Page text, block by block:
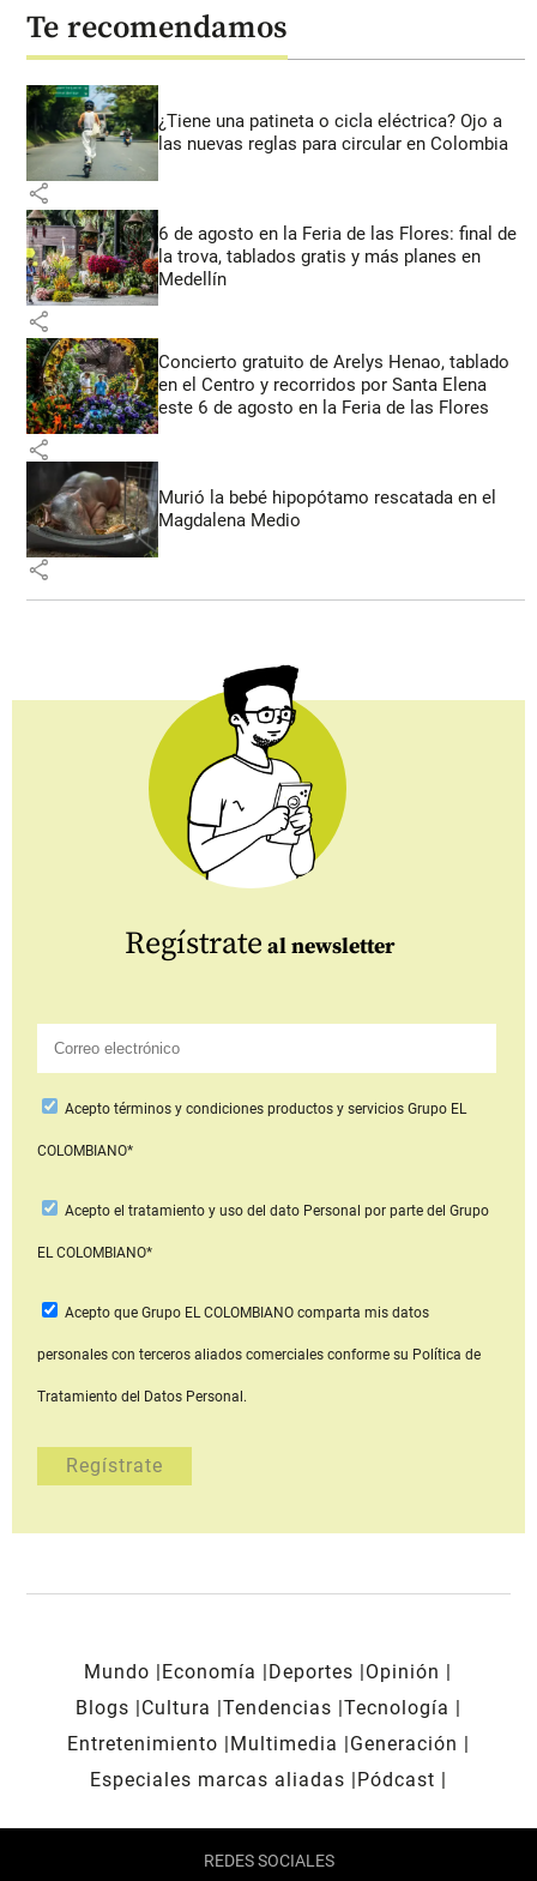
Te recomendamos
¿Tiene una patineta o cicla eléctrica? Ojo a
las nuevas reglas para circular en Colombia
share
6 de agosto en la Feria de las Flores: final de
la trova, tablados gratis y más planes en
Medellín
share
Concierto gratuito de Arelys Henao, tablado
en el Centro y recorridos por Santa Elena
este 6 de agosto en la Feria de las Flores
share
Murió la bebé hipopótamo rescatada en el
Magdalena Medio
share
Regístrate al newsletter
Aceptotérminos y condiciones productos y serviciosGrupo EL
COLOMBIANO*
Acepto el tratamiento y uso del dato Personal por parte del Grupo
EL COLOMBIANO*
Acepto que Grupo EL COLOMBIANOcomparta mis datos
personales con terceros aliados comerciales conforme su Política de
Tratamiento del Datos Personal.
Mundo Economía Deportes
Opinión
Blogs
Cultura Tendencias Tecnología
Entretenimiento
Multimedia
Generación
Especiales marcas aliadas
Pódcast
REDES SOCIALES